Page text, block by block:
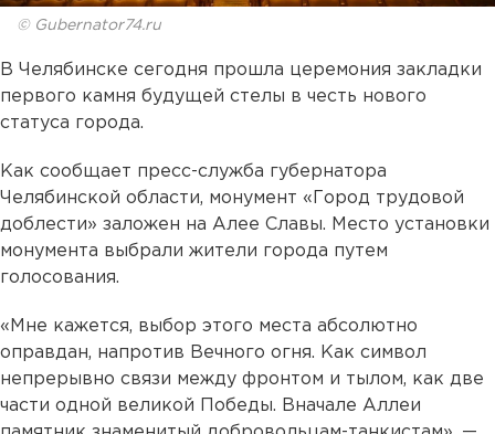
© Gubernator74.ru
В Челябинске сегодня прошла церемония закладки
первого камня будущей стелы в честь нового
статуса города.
Как сообщает пресс-служба губернатора
Челябинской области, монумент «Город трудовой
доблести» заложен на Алее Славы. Место установки
монумента выбрали жители города путем
голосования.
«Мне кажется, выбор этого места абсолютно
оправдан, напротив Вечного огня. Как символ
непрерывно связи между фронтом и тылом, как две
части одной великой Победы. Вначале Аллеи